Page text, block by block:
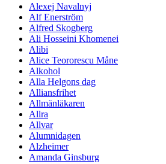
Alexej Navalnyj
Alf Enerström
Alfred Skogberg
Ali Hosseini Khomenei
Alibi
Alice Teororescu Måne
Alkohol
Alla Helgons dag
Alliansfrihet
Allmänläkaren
Allra
Allvar
Alumnidagen
Alzheimer
Amanda Ginsburg